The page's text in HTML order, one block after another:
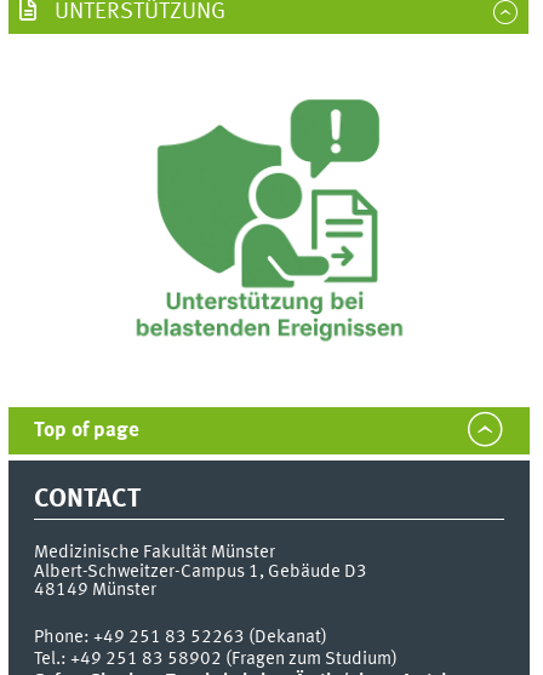
UNTERSTÜTZUNG
Top of page
CONTACT
Medizinische Fakultät Münster
Albert-Schweitzer-Campus 1, Gebäude D3
48149 Münster
Phone:+49 251 83 52263 (Dekanat)
Tel.: +49 251 83 58902 (Fragen zum Studium)